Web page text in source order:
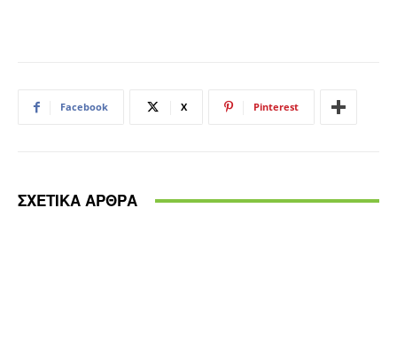
Facebook X Pinterest
ΣΧΕΤΙΚΑ ΑΡΘΡΑ